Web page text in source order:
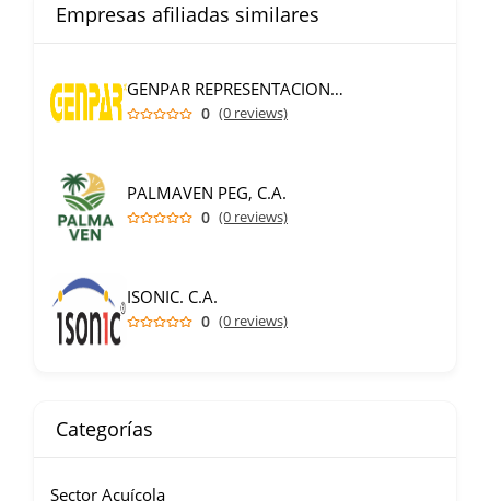
Empresas afiliadas similares
GENPAR REPRESENTACIONES C.A.
0 (0 reviews)
PALMAVEN PEG, C.A.
0 (0 reviews)
ISONIC. C.A.
0 (0 reviews)
Categorías
Sector Acuícola